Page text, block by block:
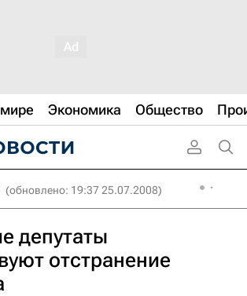
Экономика Общество
(обновлено: 19:37 25.07.2008)
депутаты
отстранение